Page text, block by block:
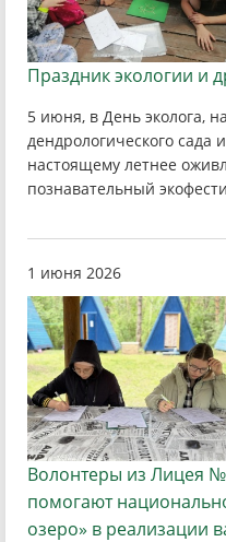
Праздник экологии и
5 июня, в День эколога,
дендрологического
настоящему летнее
познавательный
1 июня 2026
Волонтеры из Лицея
помогают
озеро» в реализации